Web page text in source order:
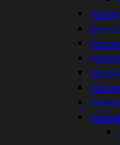
Grimer
Hutter